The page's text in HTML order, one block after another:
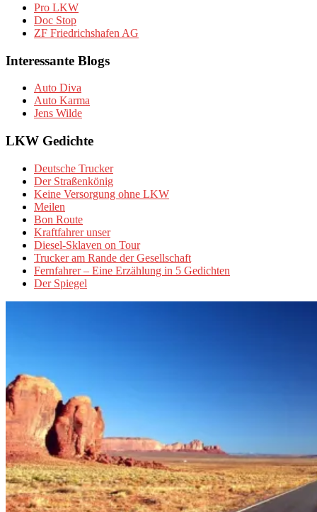
Pro LKW
Doc Stop
ZF Friedrichshafen AG
Interessante Blogs
Auto Diva
Auto Karma
Jens Wilde
LKW Gedichte
Deutsche Trucker
Der Straßenkönig
Keine Versorgung ohne LKW
Meilen
Bon Route
Kraftfahrer unser
Diesel-Sklaven on Tour
Trucker am Rande der Gesellschaft
Fernfahrer – Eine Erzählung in 5 Gedichten
Der Spiegel